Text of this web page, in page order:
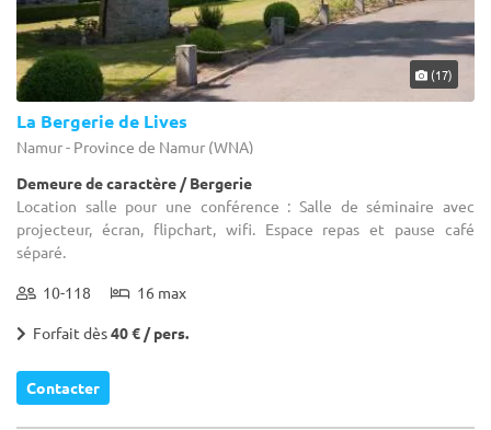
(17)
La Bergerie de Lives
Namur - Province de Namur (WNA)
Demeure de caractère / Bergerie
Location salle pour une conférence : Salle de séminaire avec
projecteur, écran, flipchart, wifi. Espace repas et pause café
séparé.
10-118 16 max
Forfait dès40 € / pers.
Contacter